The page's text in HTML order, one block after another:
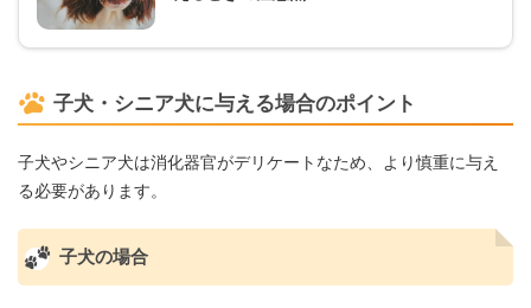
子犬・シニア犬に与える場合のポイント
子犬やシニア犬は消化器官がデリケートなため、より慎重に与え
る必要があります。
子犬の場合